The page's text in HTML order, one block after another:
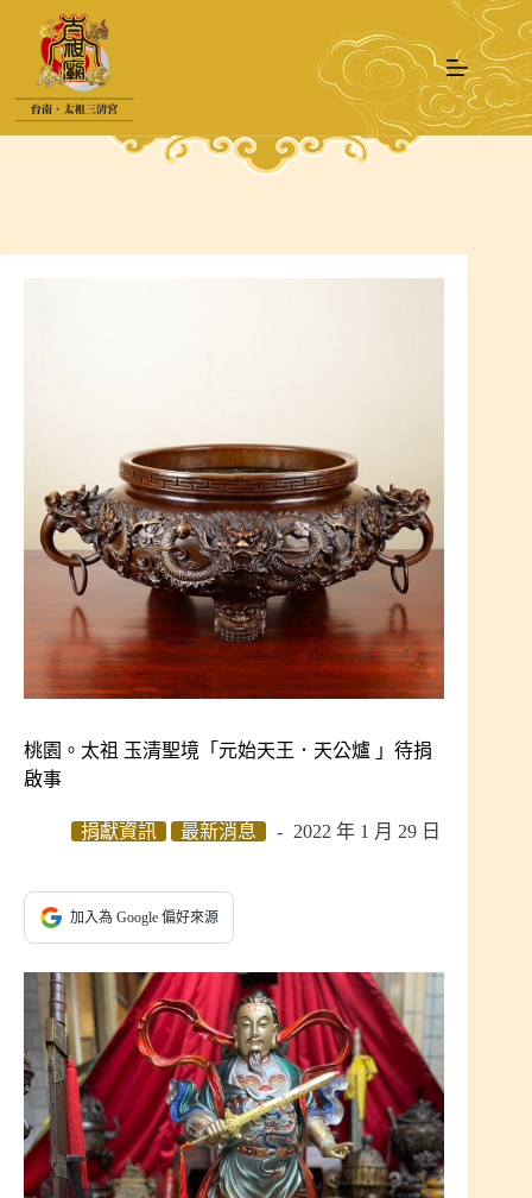
要
桃園。太祖 玉清聖境「元始天王．天公爐 」待捐
啟事
捐獻資訊 最新消息 2022 年 1 月 29 日
加入為 Google 偏好來源